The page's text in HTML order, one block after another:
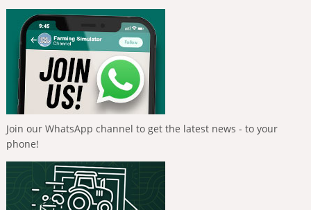
Join our WhatsApp channel to get the latest news - to your
phone!